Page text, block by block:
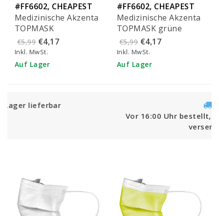
#FF6602, CHEAPEST
IN EU!
Medizinische Akzenta
TOPMASK
fuchsienfarbene
IIR/2R Mundmasken
mit Gummiband 50
€5,99 €4,17
Inkl. MwSt.
Auf Lager
#FF6602, CHEAPEST
IN EU!
Medizinische Akzenta
TOPMASK grüne
IIR/2R Mundmasken
mit Gummiband 50
Stück
€5,99 €4,17
Inkl. MwSt.
Auf Lager
Vor 16:00 Uhr bestellt, noch am selben